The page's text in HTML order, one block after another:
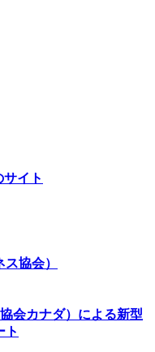
イト
協会）
会カナダ）による新型
ト